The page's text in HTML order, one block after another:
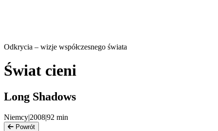
Odkrycia – wizje współczesnego świata
Świat cieni
Long Shadows
Niemcy|2008|92 min
Powrót